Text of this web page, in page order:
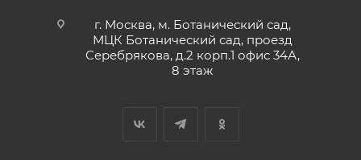
г. Москва, м. Ботанический сад,
МЦК Ботанический сад, проезд
Серебрякова, д.2 корп.1 офис 34А,
8 этаж